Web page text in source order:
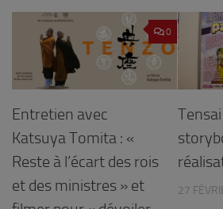
0
Entretien avec
Katsuya Tomita : «
Reste à l’écart des rois
et des ministres » et
27